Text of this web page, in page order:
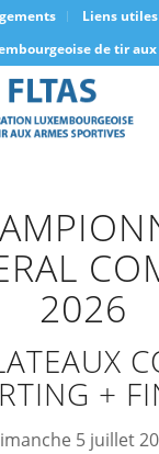
Liens utiles
de tir
2026
+
5 juillet